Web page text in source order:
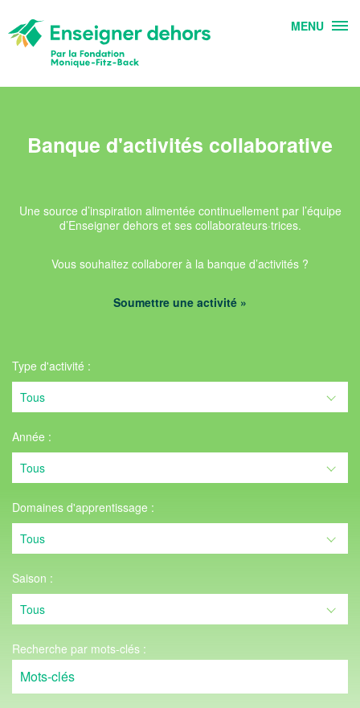
MENU
Banque d'activités collaborative
Une source d’inspiration alimentée continuellement par l’équipe
d’Enseigner dehors et ses collaborateurs·trices.
Vous souhaitez collaborer à la banque d’activités ?
Soumettre une activité »
Type d'activité :
Année :
Domaines d'apprentissage :
Saison :
Recherche par mots-clés :